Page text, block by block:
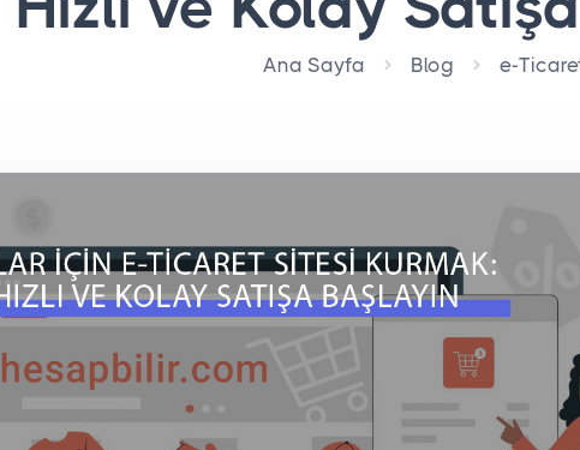
Ana Sayfa Blog e-